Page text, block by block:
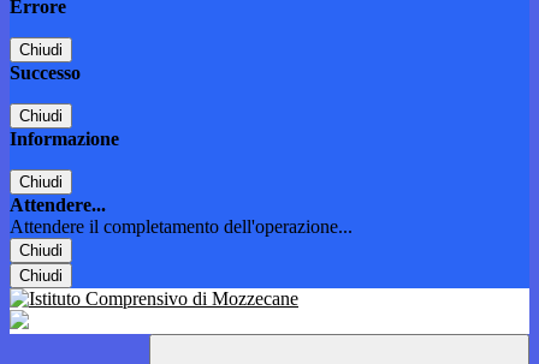
Errore
Chiudi
Successo
Chiudi
Informazione
Chiudi
Attendere...
Attendere il completamento dell'operazione...
Chiudi
Chiudi